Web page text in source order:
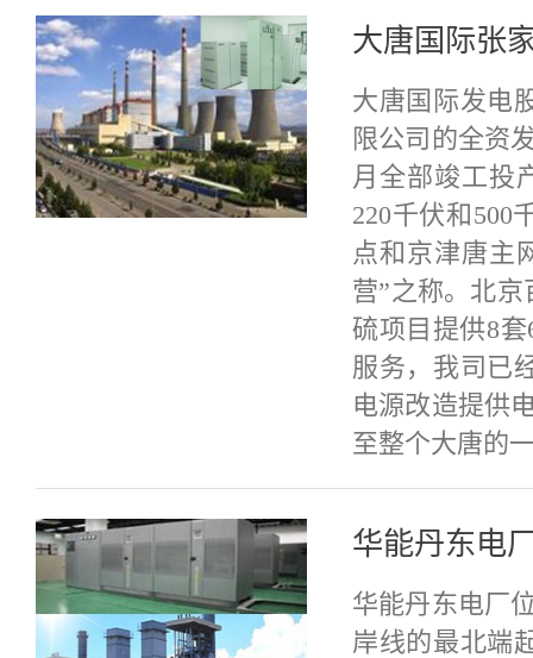
大唐国际张
大唐国际发电
限公司的全资
月全部竣工投
220千伏和500
点和京津唐主
营”之称。北
硫项目提供8
服务，我司已
电源改造提供
至整个大唐的
华能丹东电
华能丹东电厂
岸线的最北端